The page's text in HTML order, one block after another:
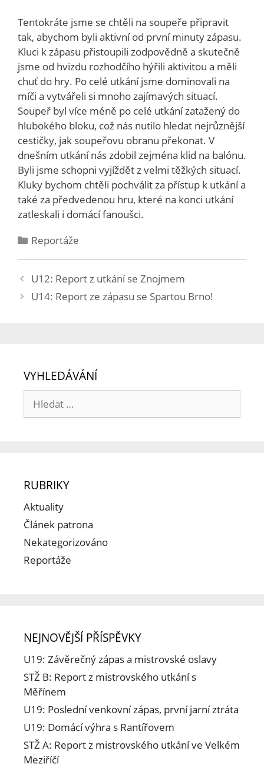
Tentokráte jsme se chtěli na soupeře připravit
tak, abychom byli aktivní od první minuty zápasu.
Kluci k zápasu přistoupili zodpovědně a skutečně
jsme od hvizdu rozhodčího hýřili aktivitou a měli
chuť do hry. Po celé utkání jsme dominovali na
míči a vytvářeli si mnoho zajímavých situací.
Soupeř byl více méně po celé utkání zatažený do
hlubokého bloku, což nás nutilo hledat nejrůznější
cestičky, jak soupeřovu obranu překonat. V
dnešním utkání nás zdobil zejména klid na balónu.
Byli jsme schopni vyjíždět z velmi těžkých situací.
Kluky bychom chtěli pochválit za přístup k utkání a
také za předvedenou hru, které na konci utkání
zatleskali i domácí fanoušci.
Reportáže
U12: Report z utkání se Znojmem
U14: Report ze zápasu se Spartou Brno!
VYHLEDÁVÁNÍ
RUBRIKY
Aktuality
Článek patrona
Nekategorizováno
Reportáže
NEJNOVĚJŠÍ PŘÍSPĚVKY
U19: Závěrečný zápas a mistrovské oslavy
STŽ B: Report z mistrovského utkání s
Měřínem
U19: Poslední venkovní zápas, první jarní ztráta
U19: Domácí výhra s Rantířovem
STŽ A: Report z mistrovského utkání ve Velkém
Meziříčí